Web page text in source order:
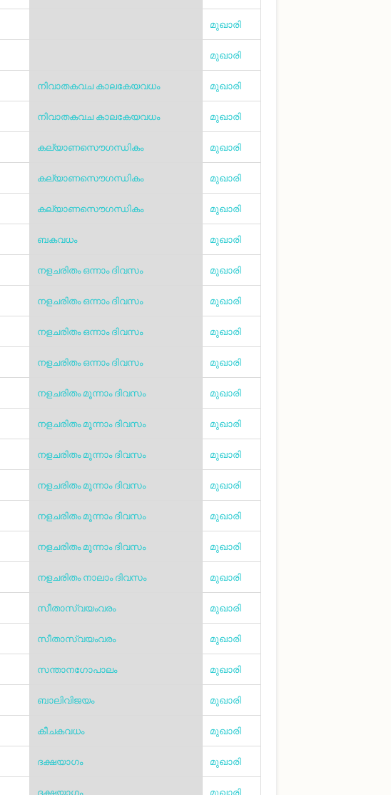
മുഖാരി
മുഖാരി
നിവാതകവച കാലകേയവധം മുഖാരി
നിവാതകവച കാലകേയവധം മുഖാരി
കല്യാണസൌഗന്ധികം മുഖാരി
കല്യാണസൌഗന്ധികം മുഖാരി
കല്യാണസൌഗന്ധികം മുഖാരി
ബകവധം മുഖാരി
നളചരിതം ഒന്നാം ദിവസം മുഖാരി
നളചരിതം ഒന്നാം ദിവസം മുഖാരി
നളചരിതം ഒന്നാം ദിവസം മുഖാരി
നളചരിതം ഒന്നാം ദിവസം മുഖാരി
നളചരിതം മൂന്നാം ദിവസം മുഖാരി
നളചരിതം മൂന്നാം ദിവസം മുഖാരി
നളചരിതം മൂന്നാം ദിവസം മുഖാരി
നളചരിതം മൂന്നാം ദിവസം മുഖാരി
നളചരിതം മൂന്നാം ദിവസം മുഖാരി
നളചരിതം മൂന്നാം ദിവസം മുഖാരി
നളചരിതം നാലാം ദിവസം മുഖാരി
സീതാസ്വയംവരം മുഖാരി
സീതാസ്വയംവരം മുഖാരി
സന്താനഗോപാലം മുഖാരി
ബാലിവിജയം മുഖാരി
കീചകവധം മുഖാരി
ദക്ഷയാഗം മുഖാരി
ദക്ഷയാഗം മുഖാരി